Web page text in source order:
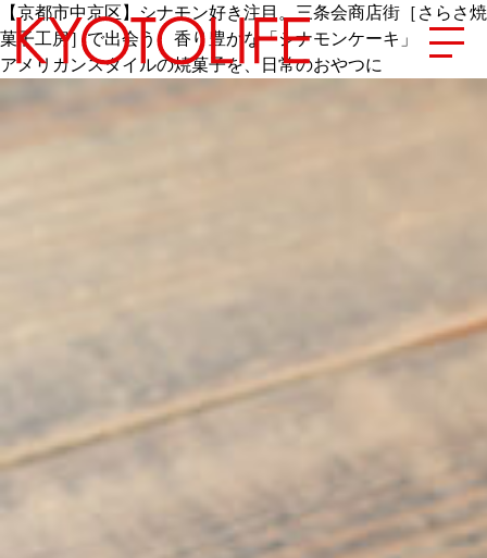
SERIES
CULTURE
【京都市中京区】シナモン好き注目。三条会商店街［さらさ焼
菓子工房］で出会う、香り豊かな「シナモンケーキ」
アメリカンスタイルの焼菓子を、日常のおやつに